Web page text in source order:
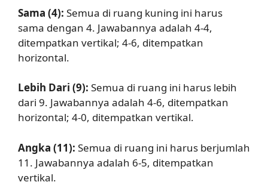
Sama (4): Semua di ruang kuning ini harus
sama dengan 4. Jawabannya adalah 4-4,
ditempatkan vertikal; 4-6, ditempatkan
horizontal.
Lebih Dari (9): Semua di ruang ini harus lebih
dari 9. Jawabannya adalah 4-6, ditempatkan
horizontal; 4-0, ditempatkan vertikal.
Angka (11): Semua di ruang ini harus berjumlah
11. Jawabannya adalah 6-5, ditempatkan
vertikal.